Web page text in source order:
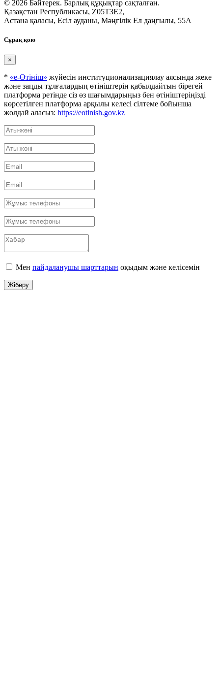
© 2026 Бәйтерек. Барлық құқықтар сақталған.
Қазақстан Республикасы, Z05T3E2,
Астана қаласы, Есіл ауданы, Мәңгілік Ел даңғылы, 55А
Сұрақ қою
×
* «е-Өтініш» жүйесін институционализациялау аясында жеке
және заңды тұлғалардың өтініштерін қабылдайтын бірегей
платформа ретінде сіз өз шағымдарыңыз бен өтініштеріңізді
көрсетілген платформа арқылы келесі сілтеме бойынша
жолдай аласыз: https://eotinish.gov.kz
Мен пайдаланушы шарттарын оқыдым және келісемін
Жіберу